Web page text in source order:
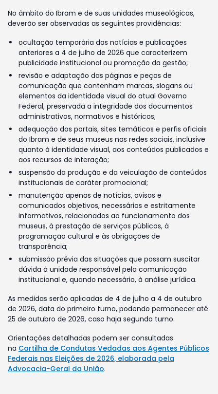
No âmbito do Ibram e de suas unidades museológicas,
deverão ser observadas as seguintes providências:
ocultação temporária das notícias e publicações
anteriores a 4 de julho de 2026 que caracterizem
publicidade institucional ou promoção da gestão;
revisão e adaptação das páginas e peças de
comunicação que contenham marcas, slogans ou
elementos da identidade visual do atual Governo
Federal, preservada a integridade dos documentos
administrativos, normativos e históricos;
adequação dos portais, sites temáticos e perfis oficiais
do Ibram e de seus museus nas redes sociais, inclusive
quanto à identidade visual, aos conteúdos publicados e
aos recursos de interação;
suspensão da produção e da veiculação de conteúdos
institucionais de caráter promocional;
manutenção apenas de notícias, avisos e
comunicados objetivos, necessários e estritamente
informativos, relacionados ao funcionamento dos
museus, à prestação de serviços públicos, à
programação cultural e às obrigações de
transparência;
submissão prévia das situações que possam suscitar
dúvida à unidade responsável pela comunicação
institucional e, quando necessário, à análise jurídica.
As medidas serão aplicadas de 4 de julho a 4 de outubro
de 2026, data do primeiro turno, podendo permanecer até
25 de outubro de 2026, caso haja segundo turno.
Orientações detalhadas podem ser consultadas
na Cartilha de Condutas Vedadas aos Agentes Públicos
Federais nas Eleições de 2026, elaborada pela
Advocacia-Geral da União.